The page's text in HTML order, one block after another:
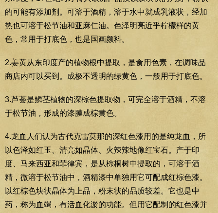
的可能有添加剂。可溶于酒精，溶于水中就成乳液状，经加
热也可溶于松节油和亚麻仁油。色泽明亮近乎柠檬样的黄
色，常用于打底色，也是国画颜料。
2.姜黄从东印度产的植物根中提取，是食用色素，在调味品
商店内可以买到。成极不透明的绿黄色，一般用于打底色。
3.芦荟是鳞茎植物的深棕色提取物，可完全溶于酒精，不溶
于松节油，形成的漆膜成棕黄色。
4.龙血人们认为古代克雷莫那的深红色漆用的是纯龙血，所
以色泽如红玉、清亮如晶体、火辣辣地像红宝石。产于印
度、马来西亚和菲律宾，是从棕桐树中提取的，可溶于酒
精，微溶于松节油中，酒精漆中单独用它可配成红棕色漆。
以红棕色块状晶体为上品，粉末状的品质较差。它也是中
药，称为血竭，有活血化淤的功能。但用它配制的红色漆并